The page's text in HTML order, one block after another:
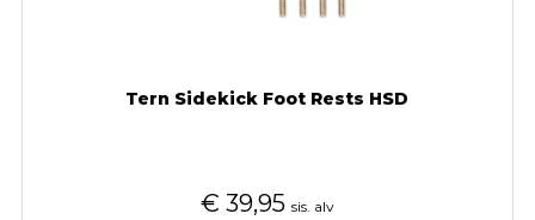
Tern Sidekick Foot Rests HSD
€ 39,95 sis. alv